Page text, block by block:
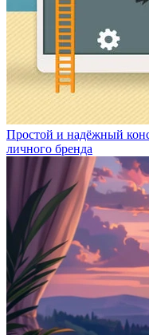
Простой и надёжный
личного бренда